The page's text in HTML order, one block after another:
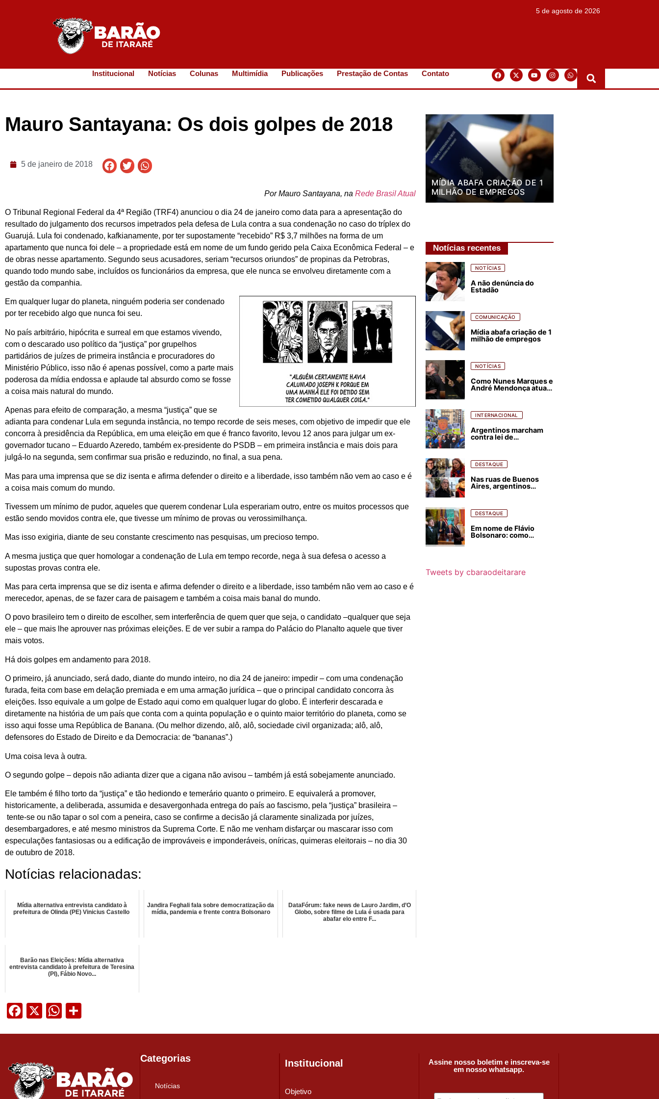
5 de agosto de 2026
Institucional Notícias Colunas Multimídia Publicações Prestação de Contas Contato
Mauro Santayana: Os dois golpes de 2018
5 de janeiro de 2018
Por Mauro Santayana, naRede Brasil Atual
O Tribunal Regional Federal da 4ª Região (TRF4) anunciou o dia 24 de janeiro como data para a apresentação do
resultado do julgamento dos recursos impetrados pela defesa de Lula contra a sua condenação no caso do tríplex do
Guarujá. Lula foi condenado, kafkianamente, por ter supostamente “recebido” R$ 3,7 milhões na forma de um
apartamento que nunca foi dele – a propriedade está em nome de um fundo gerido pela Caixa Econômica Federal – e
de obras nesse apartamento. Segundo seus acusadores, seriam “recursos oriundos” de propinas da Petrobras,
quando todo mundo sabe, incluídos os funcionários da empresa, que ele nunca se envolveu diretamente com a
gestão da companhia.
Em qualquer lugar do planeta, ninguém poderia ser condenado
por ter recebido algo que nunca foi seu.
No país arbitrário, hipócrita e surreal em que estamos vivendo,
com o descarado uso político da “justiça” por grupelhos
partidários de juízes de primeira instância e procuradores do
Ministério Público, isso não é apenas possível, como a parte mais
poderosa da mídia endossa e aplaude tal absurdo como se fosse
a coisa mais natural do mundo.
Apenas para efeito de comparação, a mesma “justiça” que se
adianta para condenar Lula em segunda instância, no tempo recorde de seis meses, com objetivo de impedir que ele
concorra à presidência da República, em uma eleição em que é franco favorito, levou 12 anos para julgar um ex-
governador tucano – Eduardo Azeredo, também ex-presidente do PSDB – em primeira instância e mais dois para
julgá-lo na segunda, sem confirmar sua prisão e reduzindo, no final, a sua pena.
Mas para uma imprensa que se diz isenta e afirma defender o direito e a liberdade, isso também não vem ao caso e é
a coisa mais comum do mundo.
Tivessem um mínimo de pudor, aqueles que querem condenar Lula esperariam outro, entre os muitos processos que
estão sendo movidos contra ele, que tivesse um mínimo de provas ou verossimilhança.
Mas isso exigiria, diante de seu constante crescimento nas pesquisas, um precioso tempo.
A mesma justiça que quer homologar a condenação de Lula em tempo recorde, nega à sua defesa o acesso a
supostas provas contra ele.
Mas para certa imprensa que se diz isenta e afirma defender o direito e a liberdade, isso também não vem ao caso e é
merecedor, apenas, de se fazer cara de paisagem e também a coisa mais banal do mundo.
O povo brasileiro tem o direito de escolher, sem interferência de quem quer que seja, o candidato –qualquer que seja
ele – que mais lhe aprouver nas próximas eleições. E de ver subir a rampa do Palácio do Planalto aquele que tiver
mais votos.
Há dois golpes em andamento para 2018.
O primeiro, já anunciado, será dado, diante do mundo inteiro, no dia 24 de janeiro: impedir – com uma condenação
furada, feita com base em delação premiada e em uma armação jurídica – que o principal candidato concorra às
eleições. Isso equivale a um golpe de Estado aqui como em qualquer lugar do globo. É interferir descarada e
diretamente na história de um país que conta com a quinta população e o quinto maior território do planeta, como se
isso aqui fosse uma República de Banana. (Ou melhor dizendo, alô, alô, sociedade civil organizada; alô, alô,
defensores do Estado de Direito e da Democracia: de “bananas”.)
Uma coisa leva à outra.
O segundo golpe – depois não adianta dizer que a cigana não avisou – também já está sobejamente anunciado.
Ele também é filho torto da “justiça” e tão hediondo e temerário quanto o primeiro. E equivalerá a promover,
historicamente, a deliberada, assumida e desavergonhada entrega do país ao fascismo, pela “justiça” brasileira –
tente-se ou não tapar o sol com a peneira, caso se confirme a decisão já claramente sinalizada por juízes,
desembargadores, e até mesmo ministros da Suprema Corte. E não me venham disfarçar ou mascarar isso com
especulações fantasiosas ou a edificação de improváveis e imponderáveis, oníricas, quimeras eleitorais – no dia 30
de outubro de 2018.
Notícias relacionadas:
Mídia alternativa entrevista candidato à
prefeitura de Olinda (PE) Vinicius Castello
Jandira Feghali fala sobre democratização da
mídia, pandemia e frente contra Bolsonaro
DataFórum: fake news de Lauro Jardim, d’O
Globo, sobre filme de Lula é usada para
abafar elo entre F...
Barão nas Eleições: Mídia alternativa
entrevista candidato à prefeitura de Teresina
(PI), Fábio Novo...
Facebook
X WhatsApp
MÍDIA ABAFA CRIAÇÃO DE 1
MILHÃO DE EMPREGOS
Notícias recentes
NOTÍCIAS
A não denúncia do
Estadão
COMUNICAÇÃO
Mídia abafa criação de 1
milhão de empregos
NOTÍCIAS
Como Nunes Marques e
André Mendonça atuam
INTERNACIONAL
Argentinos marcham
contra lei de
florestais
DESTAQUE
Nas ruas de Buenos
Aires, argentinos
DESTAQUE
Em nome de Flávio
Bolsonaro: como
Tweets by cbaraodeitarare
Categorias
Notícias
Institucional
Objetivo
Assine nosso boletim e inscreva-se
em nosso whatsapp.